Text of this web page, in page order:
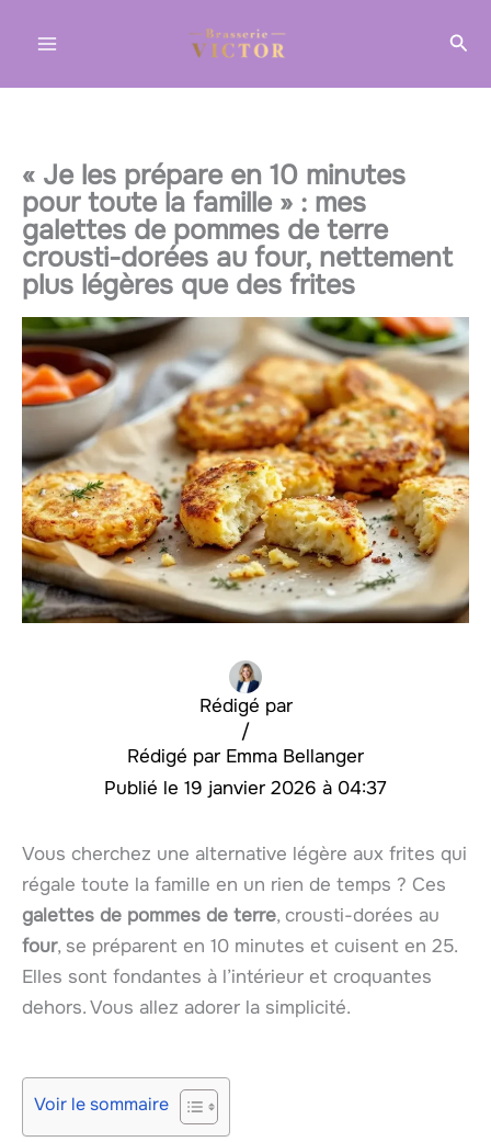
« Je les prépare en 10 minutes
pour toute la famille » : mes
galettes de pommes de terre
crousti-dorées au four, nettement
plus légères que des frites
Rédigé par
Emma Bellanger
/
19 janvier 2026 à 04:37
Vous cherchez une alternative légère aux frites qui
régale toute la famille en un rien de temps ? Ces
galettes de pommes de terre, crousti-dorées au
four, se préparent en 10 minutes et cuisent en 25.
Elles sont fondantes à l’intérieur et croquantes
dehors. Vous allez adorer la simplicité.
Voir le sommaire